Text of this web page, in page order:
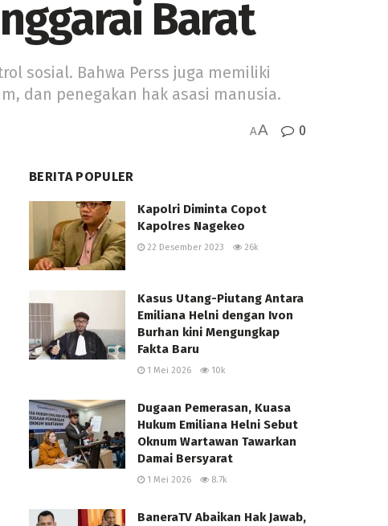
Barat
sosial. Bahwa Perss juga memiliki
dan penegakan hak asasi manusia.
AA 0
BERITA POPULER
Kapolri Diminta Copot
Kapolres Nagekeo
22 Desember 2023 26k
Kasus Utang-Piutang Antara
Emiliana Helni dengan Ivon
Burhan kini Mengungkap
Fakta Baru
1 Mei 2026 10k
Dugaan Pemerasan, Kuasa
Hukum Emiliana Helni Sebut
Oknum Wartawan Tawarkan
Damai Bersyarat
1 Mei 2026 8.7k
BaneraTV Abaikan Hak Jawab,